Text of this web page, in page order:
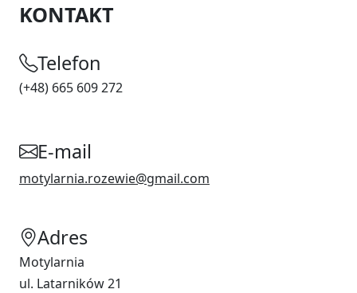
KONTAKT
Telefon
(+48) 665 609 272
E-mail
motylarnia.rozewie@gmail.com
Adres
Motylarnia
ul. Latarników 21